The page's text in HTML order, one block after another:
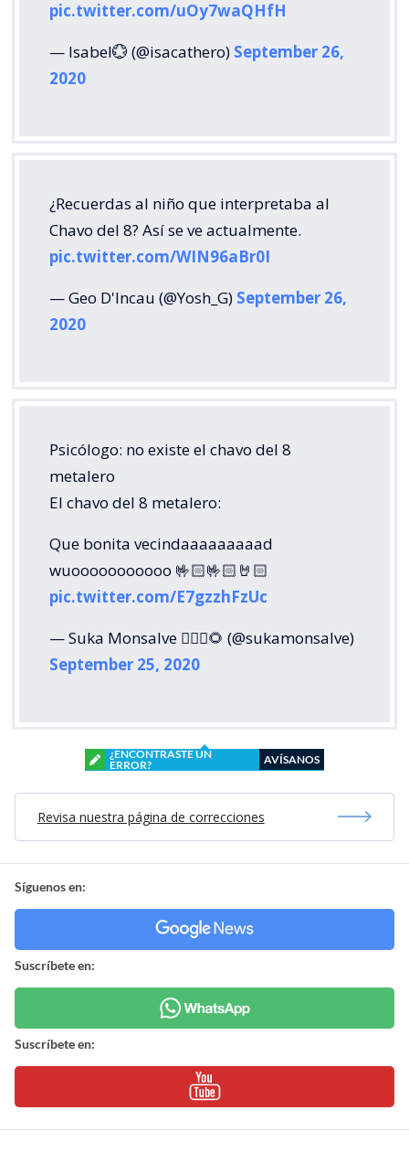
pic.twitter.com/uOy7waQHfH
— Isabel💮 (@isacathero) September 26,
2020
¿Recuerdas al niño que interpretaba al
Chavo del 8? Así se ve actualmente.
pic.twitter.com/WIN96aBr0I
— Geo D'Incau (@Yosh_G) September 26,
2020
Psicólogo: no existe el chavo del 8
metalero
El chavo del 8 metalero:
Que bonita vecindaaaaaaaaad
wuooooooooooo 🤟🏻🤟🏻🤘🏻
pic.twitter.com/E7gzzhFzUc
— Suka Monsalve 👱🏻‍♀️🌻 (@sukamonsalve)
September 25, 2020
¿ENCONTRASTE UN
ERROR?
AVÍSANOS
Revisa nuestra página de correcciones
Síguenos en:
Suscríbete en:
Suscríbete en: